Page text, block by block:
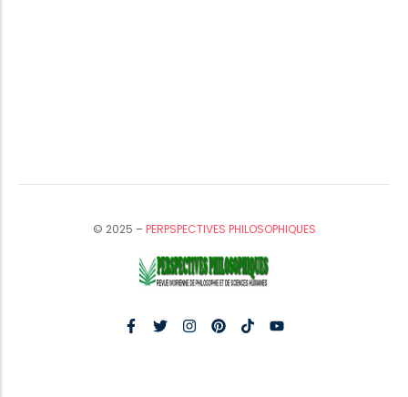
© 2025 –PERPSPECTIVES PHILOSOPHIQUES